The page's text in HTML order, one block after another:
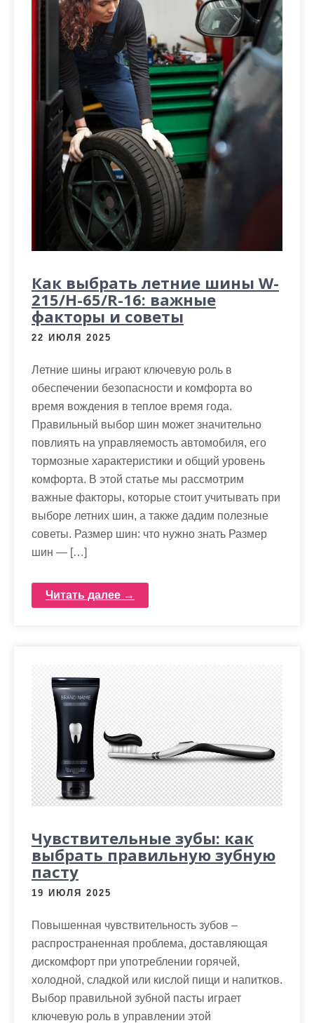
Как выбрать летние шины W-
215/H-65/R-16: важные
факторы и советы
22 ИЮЛЯ 2025
Летние шины играют ключевую роль в
обеспечении безопасности и комфорта во
время вождения в теплое время года.
Правильный выбор шин может значительно
повлиять на управляемость автомобиля, его
тормозные характеристики и общий уровень
комфорта. В этой статье мы рассмотрим
важные факторы, которые стоит учитывать при
выборе летних шин, а также дадим полезные
советы. Размер шин: что нужно знать Размер
шин — […]
Читать далее →
Чувствительные зубы: как
выбрать правильную зубную
пасту
19 ИЮЛЯ 2025
Повышенная чувствительность зубов –
распространенная проблема, доставляющая
дискомфорт при употреблении горячей,
холодной, сладкой или кислой пищи и напитков.
Выбор правильной зубной пасты играет
ключевую роль в управлении этой